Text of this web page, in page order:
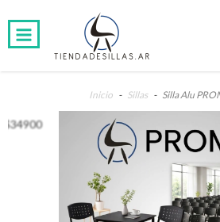
Inicio - Sillas - Silla Alu